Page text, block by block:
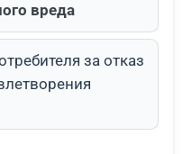
вреда
за отказ